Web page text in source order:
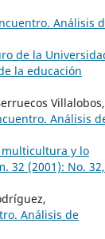
Análisis
de la
la educación
Villalobos,
Análisis
multicultura y lo
32 (2001): No. 32,
Análisis de